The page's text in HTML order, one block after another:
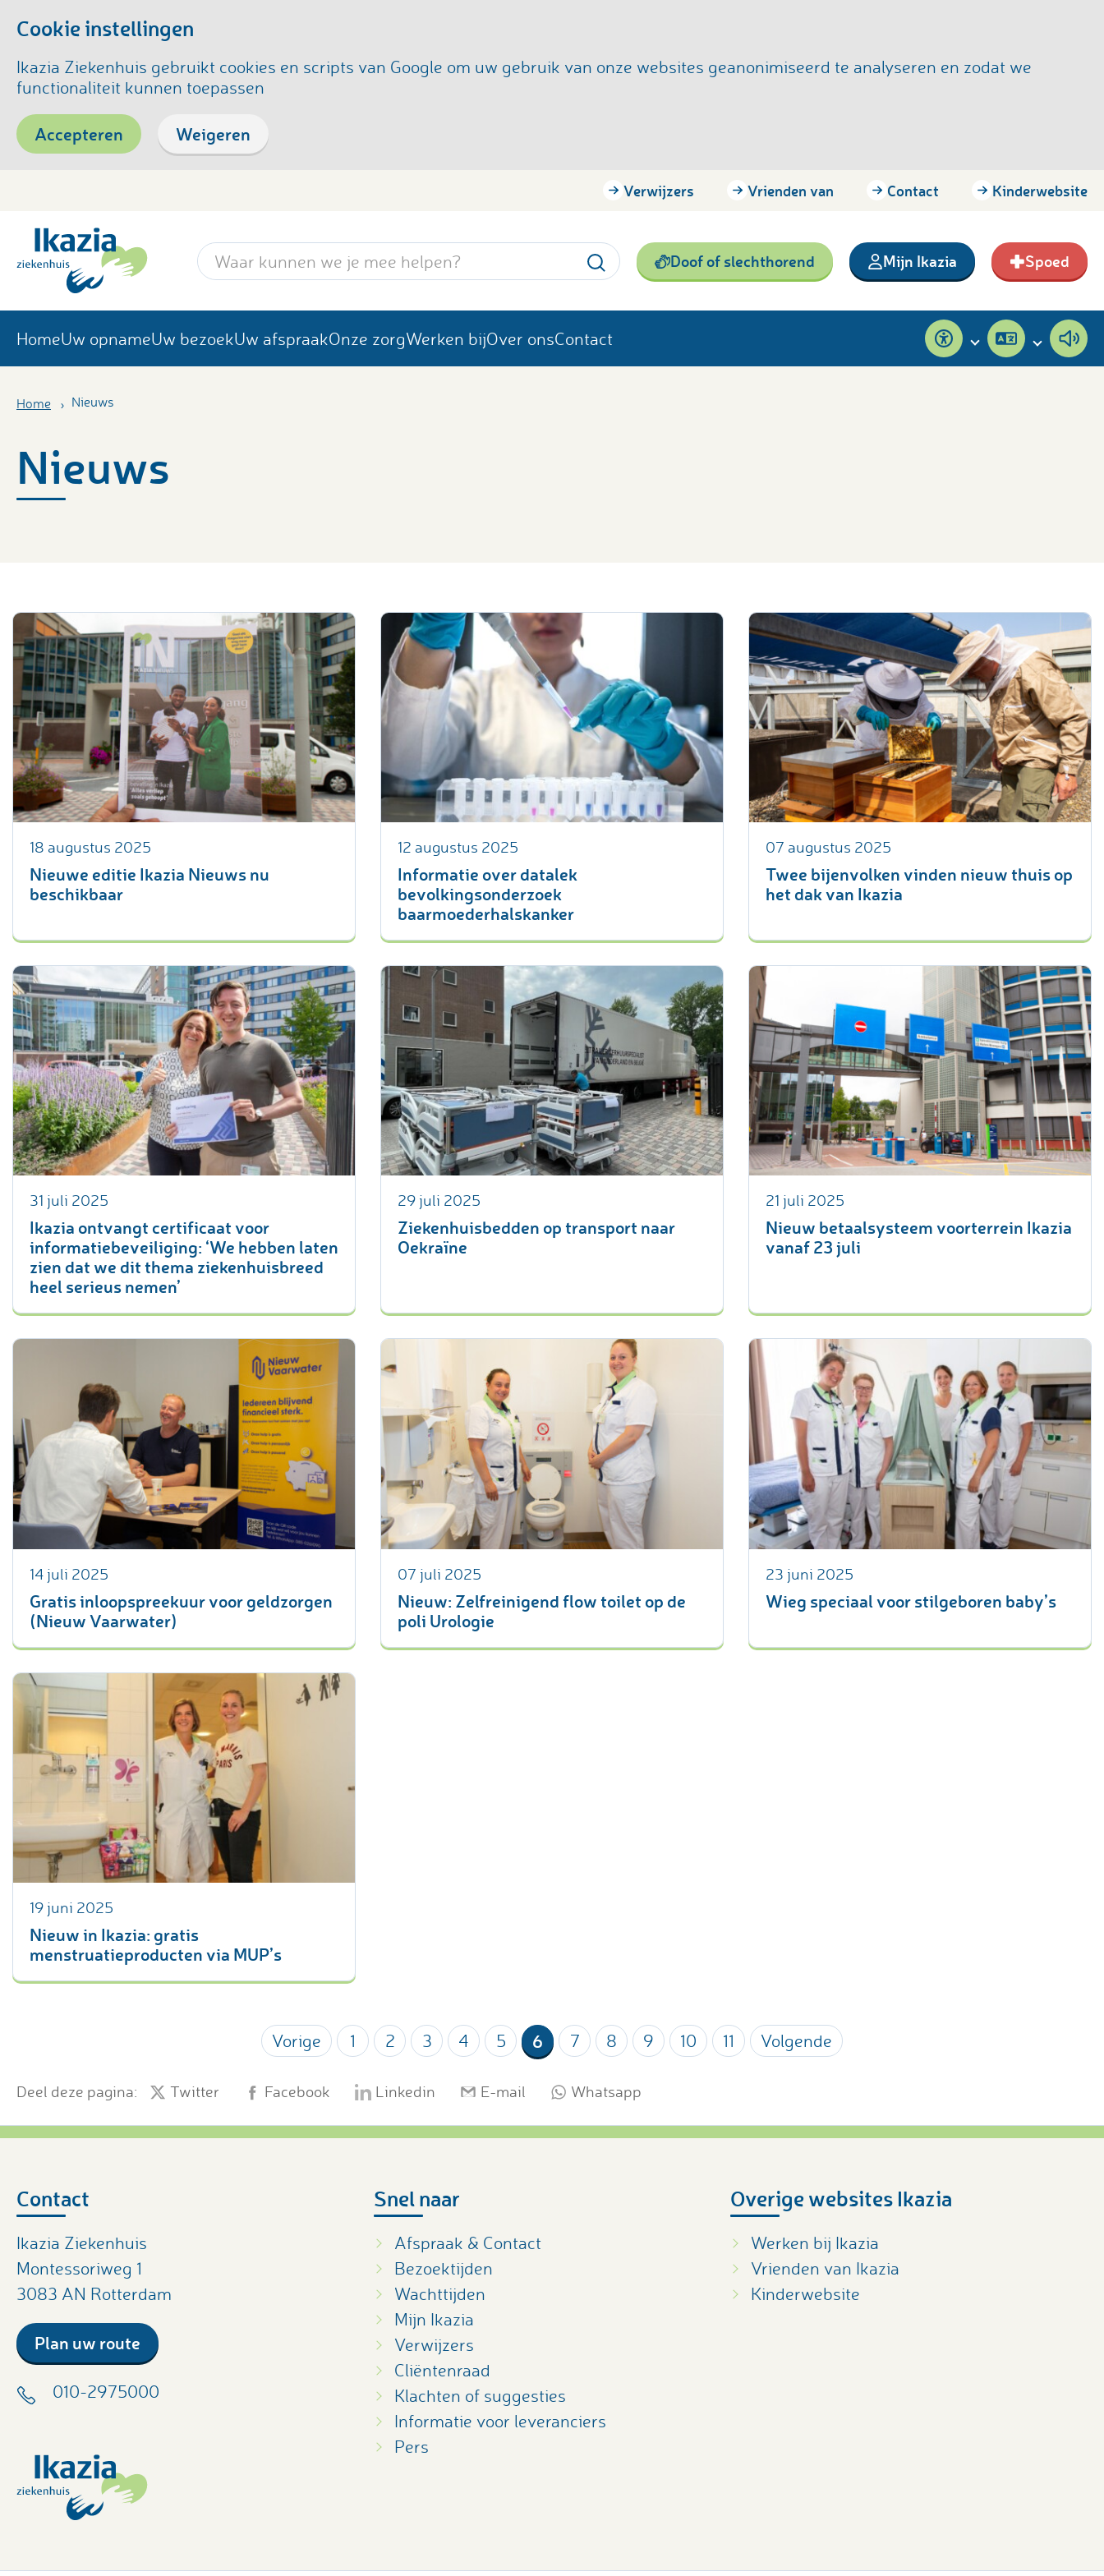
Cookie instellingen
Ikazia Ziekenhuis gebruikt cookies en scripts van Google om uw gebruik van onze websites geanonimiseerd te analyseren en zodat we
functionaliteit kunnen toepassen
Accepteren Weigeren
Verwijzers Vrienden van Contact Kinderwebsite
Zoekwoord Doof of slechthorend Mijn Ikazia Spoed
HomeUw opnameUw bezoekUw afspraakOnze zorgWerken bijOver onsContact Toegankelijkheid
Pagina
vertalen
Home Nieuws
Nieuws
18 augustus 2025
Nieuwe editie Ikazia Nieuws nu
beschikbaar
12 augustus 2025
Informatie over datalek
bevolkingsonderzoek
baarmoederhalskanker
07 augustus 2025
Twee bijenvolken vinden nieuw thuis op
het dak van Ikazia
31 juli 2025
Ikazia ontvangt certificaat voor
informatiebeveiliging: ‘We hebben laten
zien dat we dit thema ziekenhuisbreed
heel serieus nemen’
29 juli 2025
Ziekenhuisbedden op transport naar
Oekraïne
21 juli 2025
Nieuw betaalsysteem voorterrein Ikazia
vanaf 23 juli
14 juli 2025
Gratis inloopspreekuur voor geldzorgen
(Nieuw Vaarwater)
07 juli 2025
Nieuw: Zelfreinigend flow toilet op de
poli Urologie
23 juni 2025
Wieg speciaal voor stilgeboren baby’s
19 juni 2025
Nieuw in Ikazia: gratis
menstruatieproducten via MUP’s
Vorige 1 2 3 4 5 6 7 8 9 10 11 Volgende
Deel deze pagina: Twitter Facebook Linkedin E-mail Whatsapp
Contact
Ikazia Ziekenhuis
Montessoriweg 1
3083 AN Rotterdam
Plan uw route
010-2975000
Snel naar
Afspraak & Contact
Bezoektijden
Wachttijden
Mijn Ikazia
Verwijzers
Cliëntenraad
Klachten of suggesties
Informatie voor leveranciers
Pers
Overige websites Ikazia
Werken bij Ikazia
Vrienden van Ikazia
Kinderwebsite